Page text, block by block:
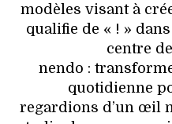
modèles visant à
qualifie de « ! »
centre
nendo :
quotidienne
regardions d’un œil